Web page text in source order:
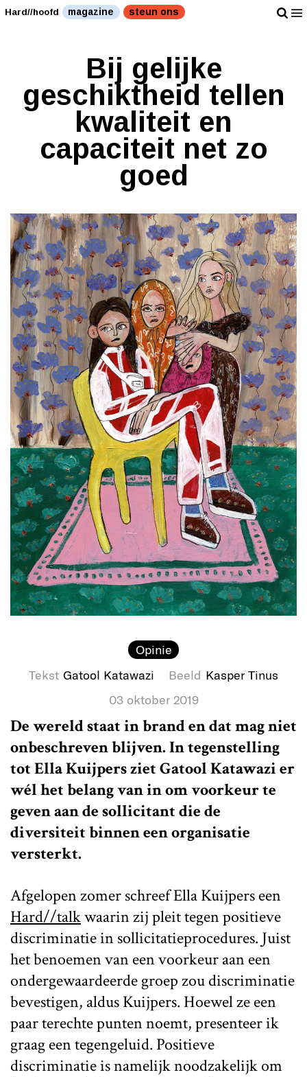
Hard//hoofd magazine steun ons
Bij gelijke
geschiktheid tellen
kwaliteit en
capaciteit net zo
goed
Opinie
Tekst Gatool Katawazi Beeld Kasper Tinus
03 oktober 2019
De wereld staat in brand en dat mag niet
onbeschreven blijven. In tegenstelling
tot Ella Kuijpers ziet Gatool Katawazi er
wél het belang van in om voorkeur te
geven aan de sollicitant die de
diversiteit binnen een organisatie
versterkt.
Afgelopen zomer schreef Ella Kuijpers een
Hard//talkwaarin zij pleit tegen positieve
discriminatie in sollicitatieprocedures. Juist
het benoemen van een voorkeur aan een
ondergewaardeerde groep zou discriminatie
bevestigen, aldus Kuijpers. Hoewel ze een
paar terechte punten noemt, presenteer ik
graag een tegengeluid. Positieve
discriminatie is namelijk noodzakelijk om